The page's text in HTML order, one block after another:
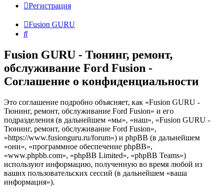
Регистрация
Fusion GURU
Поиск
Fusion GURU - Тюнинг, ремонт,
обслуживание Ford Fusion -
Соглашение о конфиденциальности
Это соглашение подробно объясняет, как «Fusion GURU -
Тюнинг, ремонт, обслуживание Ford Fusion» и его
подразделения (в дальнейшем «мы», «наш», «Fusion GURU -
Тюнинг, ремонт, обслуживание Ford Fusion»,
«https://www.fusionguru.ru/forum») и phpBB (в дальнейшем
«они», «программное обеспечение phpBB»,
«www.phpbb.com», «phpBB Limited», «phpBB Teams»)
используют информацию, полученную во время любой из
ваших пользовательских сессий (в дальнейшем «ваша
информация»).